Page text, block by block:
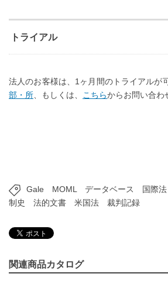
トライアル
法人のお客様は、1ヶ月間のトライアルが
部・所 、もしくは、 こちらからお問い合わ
Gale MOML データベース 国際法
制史
法的文書 米国法 裁判記録
関連商品カタログ